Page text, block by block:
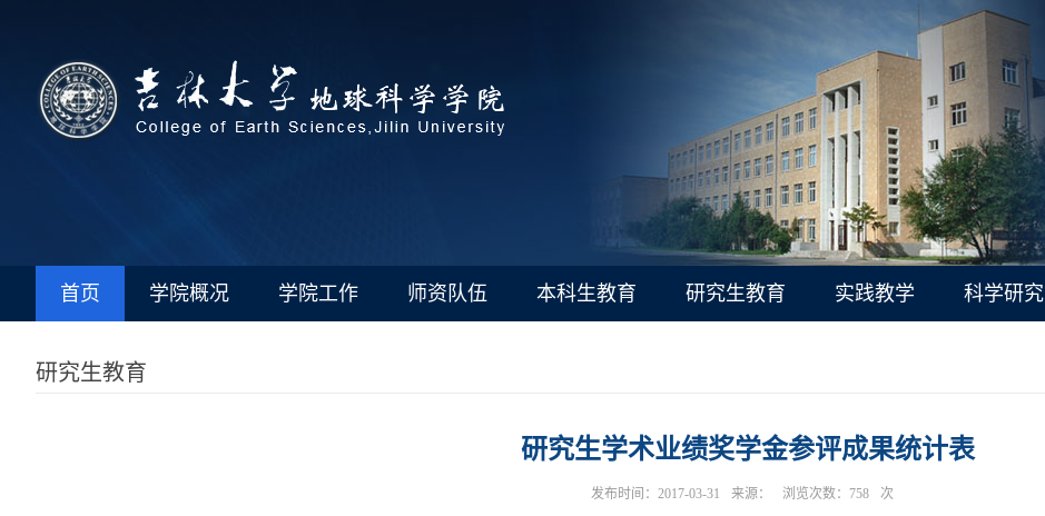
首页 学院概况 学院工作 师资队伍 本科生教育 研究生教育 实践教学 科学研究
研究生教育
研究生学术业绩奖学金参评成果统计表
发布时间：2017-03-31 来源： 浏览次数： 758 次